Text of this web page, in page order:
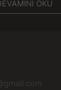
OKU